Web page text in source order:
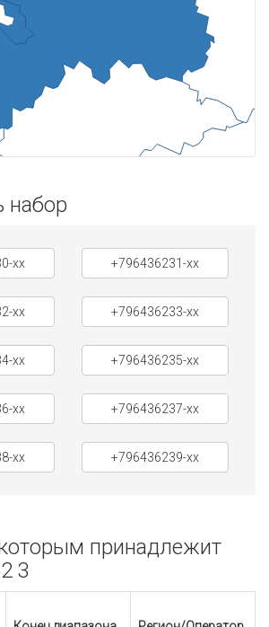
набор
xx +796436231-xx
xx +796436233-xx
xx +796436235-xx
xx +796436237-xx
xx +796436239-xx
принадлежит
3